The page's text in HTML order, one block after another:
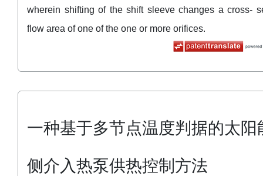
wherein shifting of the shift sleeve changes a cross-
flow area of one of the one or more orifices.
一种基于多节点温度判据的太阳
侧介入热泵供热控制方法